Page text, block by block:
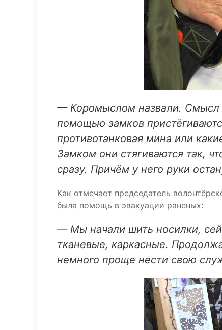
— Коромыслом назвали. Смысл
помощью замков
противотанковая мина или
Замком они стягиваются так,
сразу. Причём у него руки
Как отмечает председатель
была помощь в эвакуации раненых:
— Мы начали шить носилки,
тканевые, каркасные.
немного проще нести свою